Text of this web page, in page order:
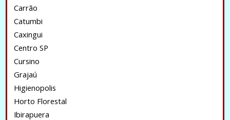
Carrão
Catumbi
Caxingui
Centro SP
Cursino
Grajaú
Higienopolis
Horto Florestal
Ibirapuera